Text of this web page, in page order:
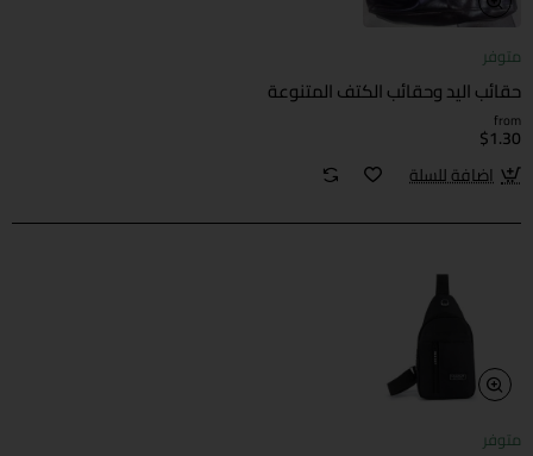
متوفر
حقائب اليد وحقائب الكتف المتنوعة
from
$1.30
اضافة للسلة
متوفر